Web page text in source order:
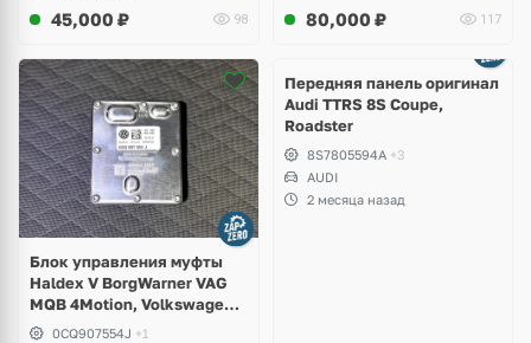
45,000 ₽ 98 80,000 ₽ 117
Блок управления муфты
Haldex V BorgWarner VAG
MQB 4Motion, Volkswagen
Tiguan
0CQ907554J +1
2 фото
Передняя панель оригинал
Audi TTRS 8S Coupe,
Roadster
8S7805594A +3
AUDI
2 месяца назад